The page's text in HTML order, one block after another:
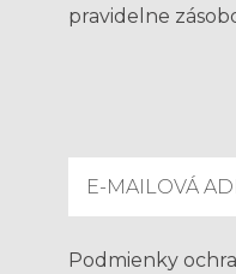
pravidelne
Podmienky